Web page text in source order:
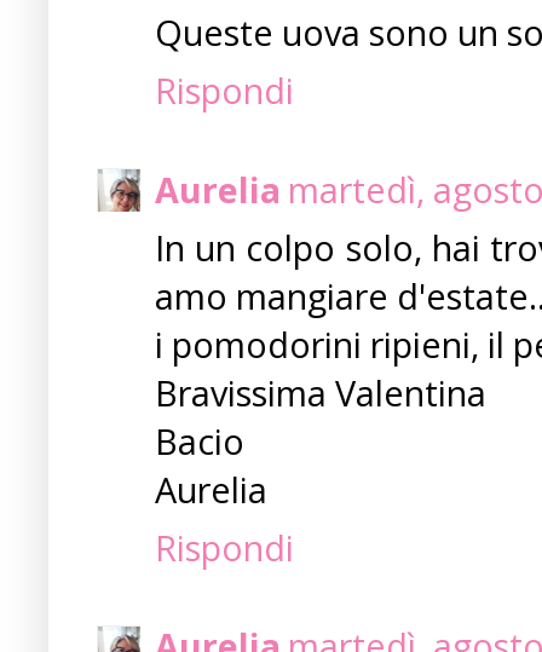
Queste uova sono un
Rispondi
Aurelia martedì,
In un colpo solo, hai
amo mangiare
i pomodorini ripieni, il
Bravissima Valentina
Bacio
Aurelia
Rispondi